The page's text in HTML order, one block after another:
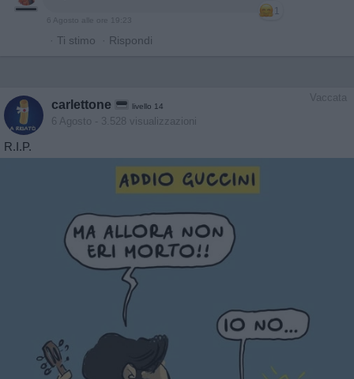
1
6 Agosto alle ore 19:23
· Ti stimo · Rispondi
Vaccata
carlettone livello 14
6 Agosto - 3.528 visualizzazioni
R.I.P.